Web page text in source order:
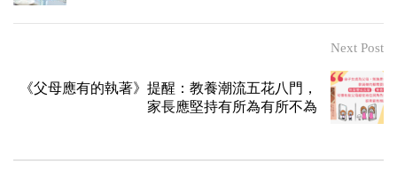
Next Post
《父母應有的執著》提醒：教養潮流五花八門，
家長應堅持有所為有所不為